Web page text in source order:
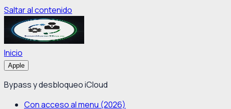
Saltar al contenido
Inicio
Apple
Bypass y desbloqueo iCloud
Con acceso al menu (2026)